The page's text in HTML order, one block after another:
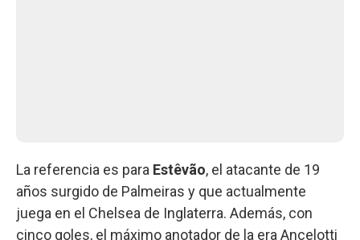
La referencia es para Estêvão, el atacante de 19
años surgido de Palmeiras y que actualmente
juega en el Chelsea de Inglaterra. Además, con
cinco goles, el máximo anotador de la era Ancelotti